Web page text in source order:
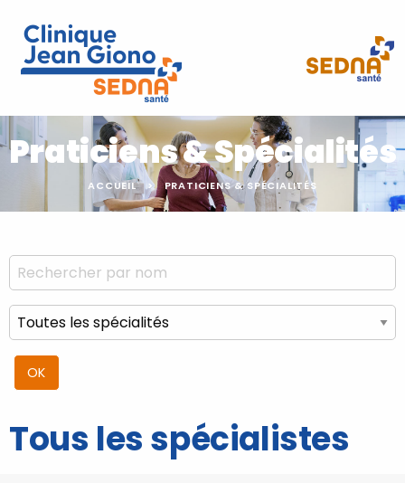
Praticiens & Spécialités
ACCUEIL PRATICIENS & SPÉCIALITÉS
Tous les spécialistes